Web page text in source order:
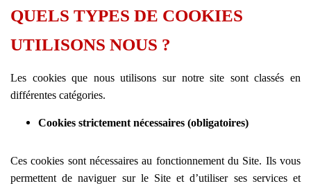
QUELS TYPES DE COOKIES
UTILISONS NOUS ?
Les cookies que nous utilisons sur notre site sont classés en
différentes catégories.
Cookies strictement nécessaires (obligatoires)
Ces cookies sont nécessaires au fonctionnement du Site. Ils vous
permettent de naviguer sur le Site et d’utiliser ses services et